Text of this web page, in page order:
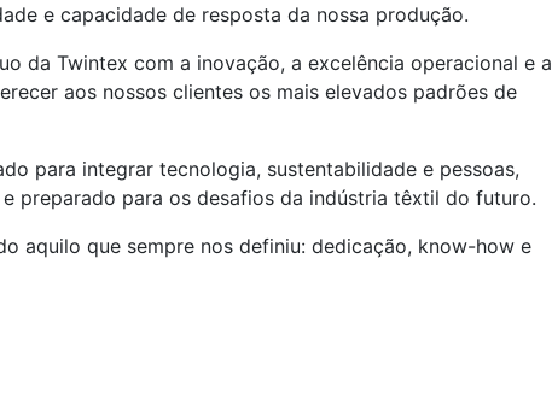
e capacidade de resposta da nossa produção.
da Twintex com a inovação, a excelência operacional e a
aos nossos clientes os mais elevados padrões de
para integrar tecnologia, sustentabilidade e pessoas,
preparado para os desafios da indústria têxtil do futuro.
aquilo que sempre nos definiu: dedicação, know-how e